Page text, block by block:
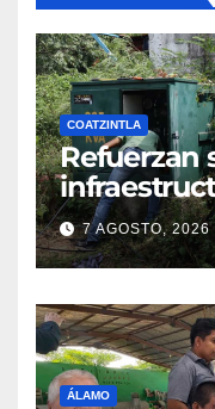
COATZINTLA
Refuerzan
7 AGOSTO, 2026
ÁLAMO